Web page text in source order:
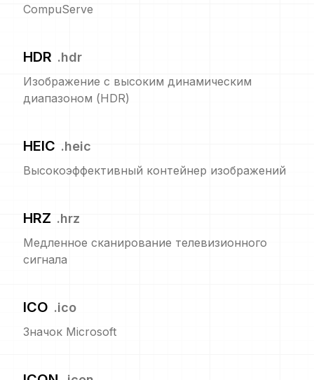
CompuServe
HDR .hdr
Изображение с высоким динамическим
диапазоном (HDR)
HEIC .heic
Высокоэффективный контейнер изображений
HRZ .hrz
Медленное сканирование телевизионного
сигнала
ICO .ico
Значок Microsoft